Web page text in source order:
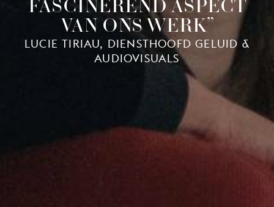
VAN ONS WERK”
LUCIE TIRIAU, DIENSTHOOFD GELUID &
AUDIOVISUALS